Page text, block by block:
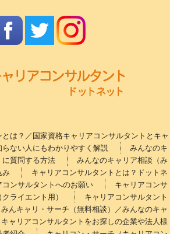
とは？／国家資格キャリアコンサルタントとキャ
ない人にもわかりやすく解説
みんなのキ
に質問する方法
みんなのキャリア相談（み
み
キャリアコンサルタントとは？ドットネ
ンサルタントへのお願い
キャリアコンサ
ライエント用）
キャリアコンサルタント
みんキャリ・サーチ（無料相談）／みんなのキャ
キャリアコンサルタントをお探しの企業や法人様